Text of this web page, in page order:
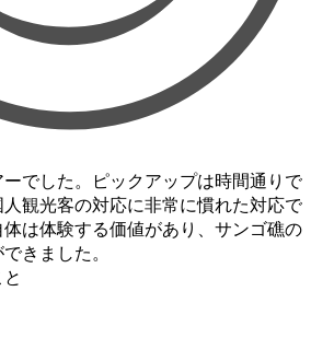
でした。ピックアップは時間通りで
観光客の対応に非常に慣れた対応で
は体験する価値があり、サンゴ礁の
きました。